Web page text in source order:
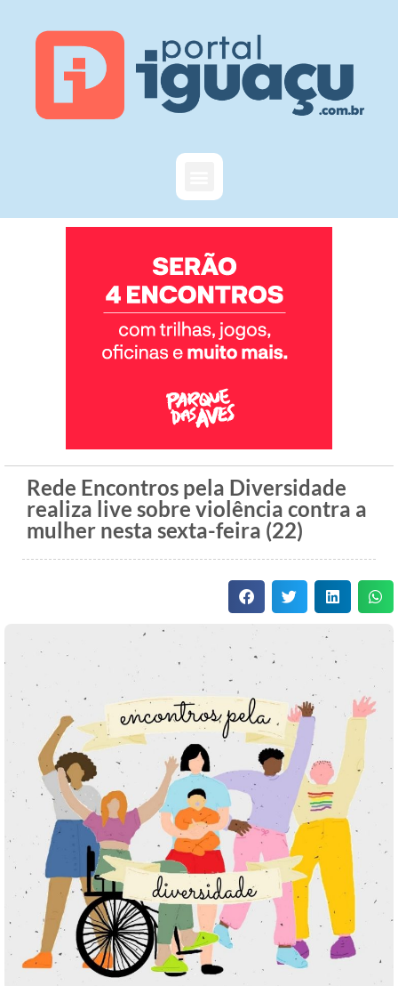
Rede Encontros pela Diversidade
realiza live sobre violência contra a
mulher nesta sexta-feira (22)